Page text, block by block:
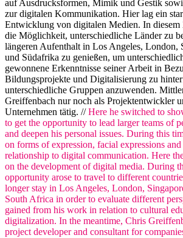
auf Ausdrucksformen, Mimik und Gestik
zur digitalen Kommunikation. Hier lag ein
Entwicklung von digitalen Medien. In diesem
die Möglichkeit, unterschiedliche Länder zu
längeren Aufenthalt in Los Angeles, London,
und Südafrika zu genießen, um
gewonnene Erkenntnisse seiner Arbeit in
Bildungsprojekte und Digitalisierung zu
unterschiedliche Gruppen anzuwenden.
Greiffenbach nur noch als Projektentwickler
Unternehmen tätig. //Here he switched to
to get the opportunity to lead larger teams of
and deepen his personal issues. During this
on forms of expression, facial expressions
relationship to digital communication. Here
on the development of digital media. During
opportunity arose to travel to different
longer stay in Los Angeles, London,
South Africa in order to evaluate different
gained from his work in relation to cultural
digitalization. In the meantime, Chris
project developer and consultant for